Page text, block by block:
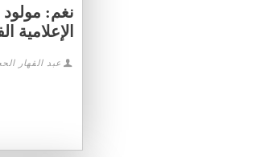
نغم:
الإعلامية
عبد القهار